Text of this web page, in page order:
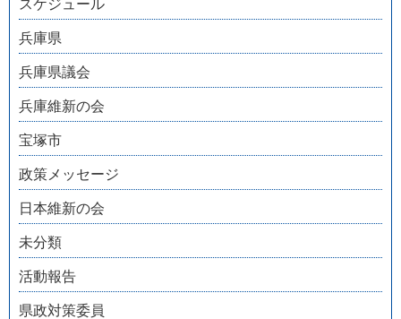
スケジュール
兵庫県
兵庫県議会
兵庫維新の会
宝塚市
政策メッセージ
日本維新の会
未分類
活動報告
県政対策委員